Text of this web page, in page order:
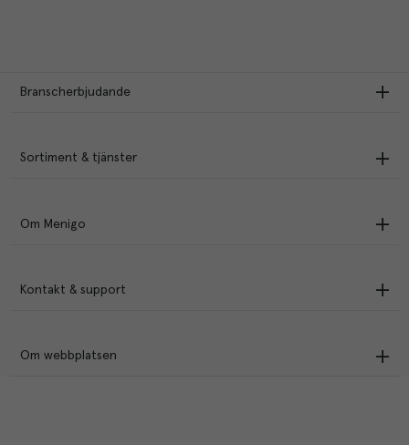
Branscherbjudande
Sortiment & tjänster
Om Menigo
Kontakt & support
Om webbplatsen